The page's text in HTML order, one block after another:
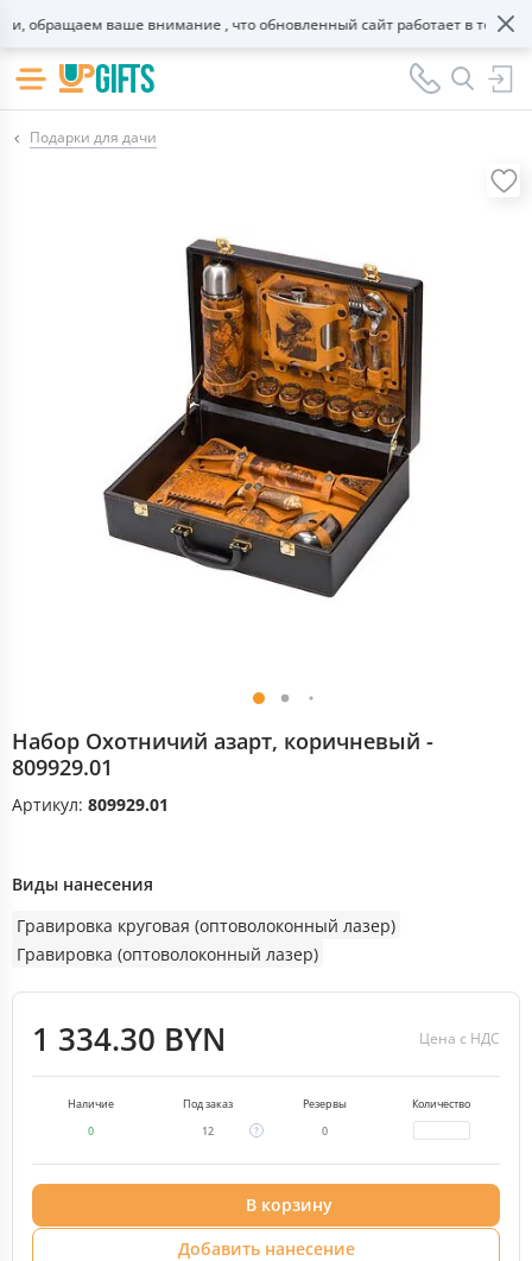
обращаем ваше внимание , что обновленный сайт работает в тестовом
Подарки для дачи
Набор Охотничий азарт, коричневый -
809929.01
Артикул: 809929.01
Виды нанесения
Гравировка круговая (оптоволоконный лазер)
Гравировка (оптоволоконный лазер)
1 334.30 BYN Цена с НДС
Наличие Под заказ Резервы
Количество
0
12 0
В корзину
Добавить нанесение